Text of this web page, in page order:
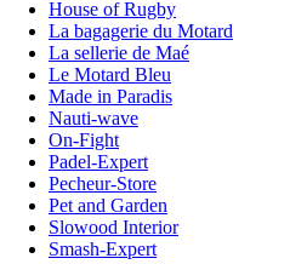
House of Rugby
La bagagerie du Motard
La sellerie de Maé
Le Motard Bleu
Made in Paradis
Nauti-wave
On-Fight
Padel-Expert
Pecheur-Store
Pet and Garden
Slowood Interior
Smash-Expert